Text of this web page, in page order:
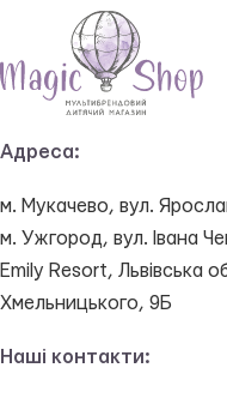
Адреса:
м. Мукачево, вул.
м. Ужгород, вул. Івана
Emily Resort, Львівська
Хмельницького, 9Б
Наші контакти: